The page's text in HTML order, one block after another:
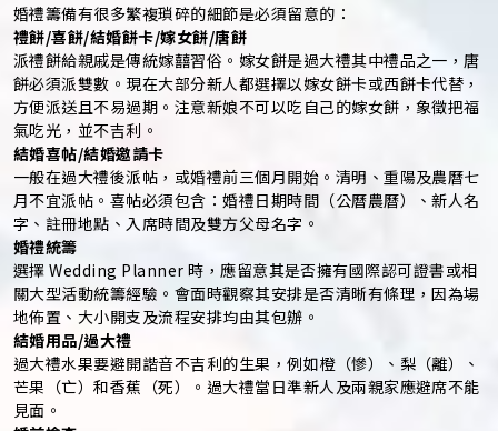
婚禮籌備有很多繁複瑣碎的細節是必須留意的：
禮餅/喜餅/結婚餅卡/嫁女餅/唐餅
派禮餅給親戚是傳統嫁囍習俗。嫁女餅是過大禮其中禮品之一，唐
餅必須派雙數。現在大部分新人都選擇以嫁女餅卡或西餅卡代替，
方便派送且不易過期。注意新娘不可以吃自己的嫁女餅，象徵把福
氣吃光，並不吉利。
結婚喜帖/結婚邀請卡
一般在過大禮後派帖，或婚禮前三個月開始。清明、重陽及農曆七
月不宜派帖。喜帖必須包含：婚禮日期時間（公曆農曆）、新人名
字、註冊地點、入席時間及雙方父母名字。
婚禮統籌
選擇 Wedding Planner 時，應留意其是否擁有國際認可證書或相
關大型活動統籌經驗。會面時觀察其安排是否清晰有條理，因為場
地佈置、大小開支及流程安排均由其包辦。
結婚用品/過大禮
過大禮水果要避開諧音不吉利的生果，例如橙（慘）、梨（離）、
芒果（亡）和香蕉（死）。過大禮當日準新人及兩親家應避席不能
見面。